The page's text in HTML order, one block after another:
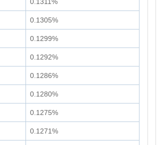
0.1305%
0.1299%
0.1292%
0.1286%
0.1280%
0.1275%
0.1271%